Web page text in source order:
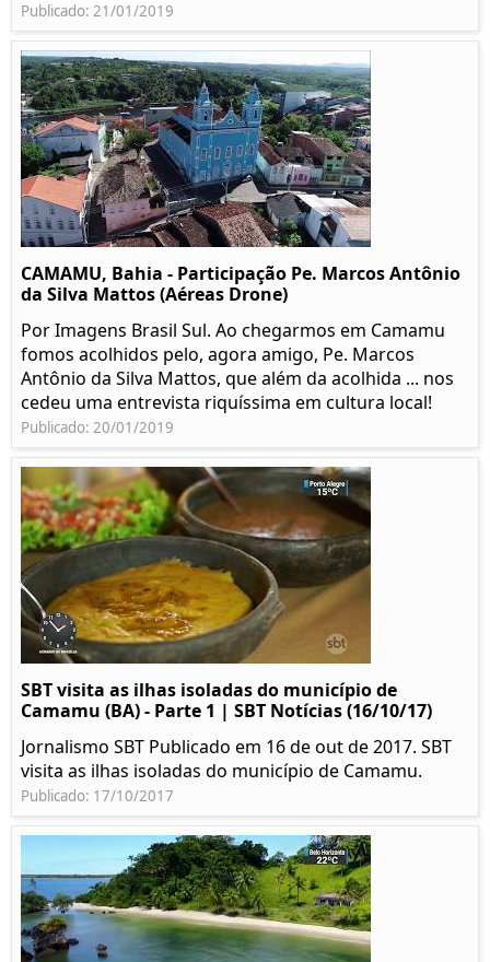
Publicado: 21/01/2019
CAMAMU, Bahia - Participação Pe. Marcos Antônio
da Silva Mattos (Aéreas Drone)
Por Imagens Brasil Sul. Ao chegarmos em Camamu
fomos acolhidos pelo, agora amigo, Pe. Marcos
Antônio da Silva Mattos, que além da acolhida ... nos
cedeu uma entrevista riquíssima em cultura local!
Publicado: 20/01/2019
SBT visita as ilhas isoladas do município de
Camamu (BA) - Parte 1 | SBT Notícias (16/10/17)
Jornalismo SBT Publicado em 16 de out de 2017. SBT
visita as ilhas isoladas do município de Camamu.
Publicado: 17/10/2017